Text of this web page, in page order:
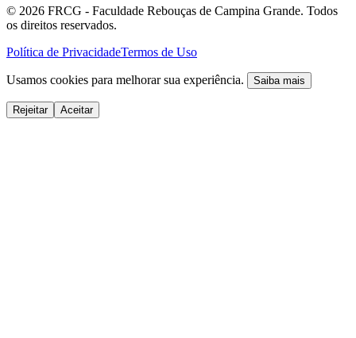
© 2026 FRCG - Faculdade Rebouças de Campina Grande. Todos
os direitos reservados.
Política de PrivacidadeTermos de Uso
Usamos cookies para melhorar sua experiência. Saiba mais
Rejeitar Aceitar